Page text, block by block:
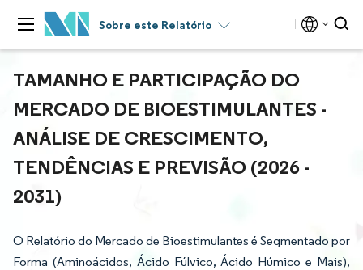
Sobre este Relatório
TAMANHO E PARTICIPAÇÃO DO
MERCADO DE BIOESTIMULANTES -
ANÁLISE DE CRESCIMENTO,
TENDÊNCIAS E PREVISÃO (2026 -
2031)
O Relatório do Mercado de Bioestimulantes é Segmentado por
Forma (Aminoácidos, Ácido Fúlvico, Ácido Húmico e Mais),